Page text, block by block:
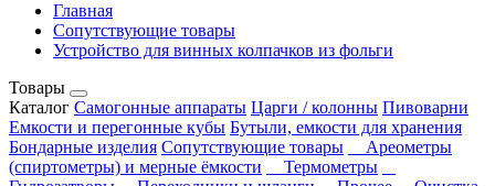
Главная
Сопутствующие товары
Устройство для винных колпачков из фольги
Товары
Каталог Самогонные аппараты Царги / колонны Пивоварни
Емкости и перегонные кубы Бутыли, емкости для хранения
Бондарные изделия Сопутствующие товары
Ареометры
(спиртометры) и мерные ёмкости
Термометры